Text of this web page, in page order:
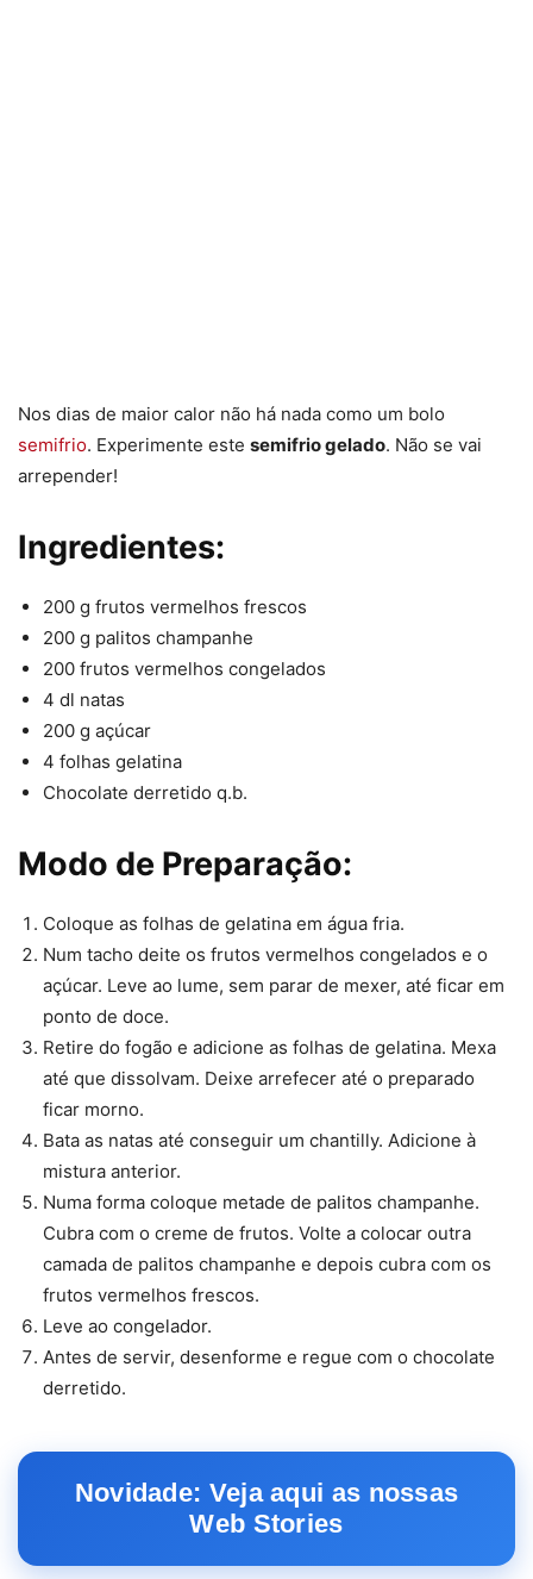
Nos dias de maior calor não há nada como um bolo
semifrio. Experimente este semifrio gelado. Não se vai
arrepender!
Ingredientes:
200 g frutos vermelhos frescos
200 g palitos champanhe
200 frutos vermelhos congelados
4 dl natas
200 g açúcar
4 folhas gelatina
Chocolate derretido q.b.
Modo de Preparação:
Coloque as folhas de gelatina em água fria.
Num tacho deite os frutos vermelhos congelados e o
açúcar. Leve ao lume, sem parar de mexer, até ficar em
ponto de doce.
Retire do fogão e adicione as folhas de gelatina. Mexa
até que dissolvam. Deixe arrefecer até o preparado
ficar morno.
Bata as natas até conseguir um chantilly. Adicione à
mistura anterior.
Numa forma coloque metade de palitos champanhe.
Cubra com o creme de frutos. Volte a colocar outra
camada de palitos champanhe e depois cubra com os
frutos vermelhos frescos.
Leve ao congelador.
Antes de servir, desenforme e regue com o chocolate
derretido.
Novidade: Veja aqui as nossas
Web Stories